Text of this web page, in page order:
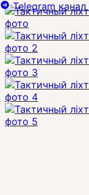
Telegram канал